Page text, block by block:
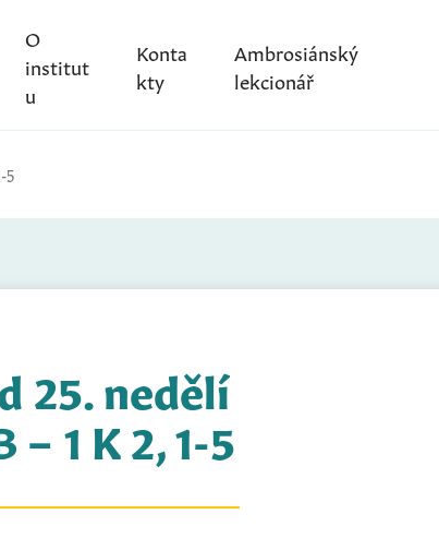
O
institut
u
Konta
kty
Ambrosiánský
lekcionář
5
25. nedělí
1 K 2, 1-5